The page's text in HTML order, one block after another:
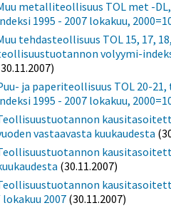
metalliteollisuus TOL met -
1995 - 2007 lokakuu,
tehdasteollisuus TOL 15, 17,
volyymi-
ja paperiteollisuus TOL 20-
1995 - 2007 lokakuu,
vastaavasta kuukaudesta
(30.11.2007)
lokakuu 2007 (30.11.2007)